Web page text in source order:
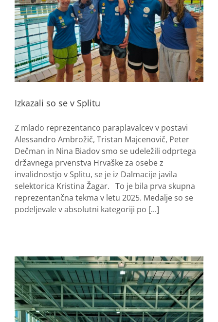
Izkazali so se v Splitu
Z mlado reprezentanco paraplavalcev v postavi
Alessandro Ambrožič, Tristan Majcenovič, Peter
Dečman in Nina Biadov smo se udeležili odprtega
državnega prvenstva Hrvaške za osebe z
invalidnostjo v Splitu, se je iz Dalmacije javila
selektorica Kristina Žagar. To je bila prva skupna
reprezentančna tekma v letu 2025. Medalje so se
podeljevale v absolutni kategoriji po [...]